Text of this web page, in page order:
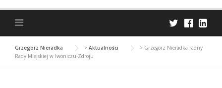
Grzegorz Nieradka > Aktualności > Grzegorz Nieradka radny
Rady Miejskiej w Iwoniczu-Zdroju